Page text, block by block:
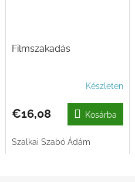
Filmszakadás
Készleten
€16,08 Kosárba
Szalkai Szabó Ádám